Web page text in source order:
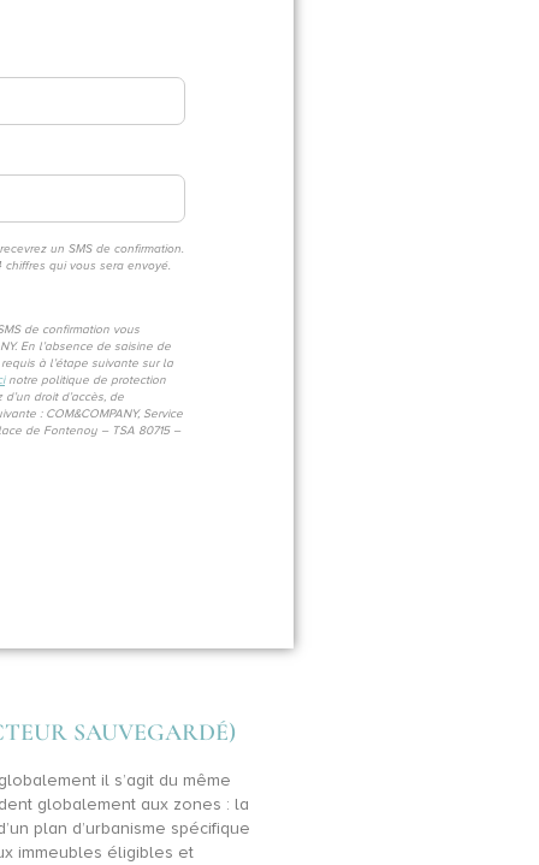
un SMS de confirmation.
qui vous sera envoyé.
de confirmation vous
En l’absence de saisine de
à l’étape suivante sur la
notre politique de protection
droit d’accès, de
: COM&COMPANY, Service
de Fontenoy – TSA 80715 –
SAUVEGARDÉ)
il s’agit du même
globalement aux zones : la
plan d’urbanisme spécifique
immeubles éligibles et